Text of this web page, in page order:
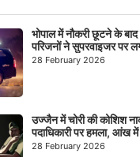
भोपाल में नौकरी छूटने के
परिजनों ने सुपरवाइजर पर
28 February 2026
उज्जैन में चोरी की कोशिश
पदाधिकारी पर हमला, आंख में
28 February 2026